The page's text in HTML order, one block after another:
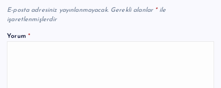
E-posta adresiniz yayınlanmayacak. Gerekli alanlar *ile
işaretlenmişlerdir
Yorum *